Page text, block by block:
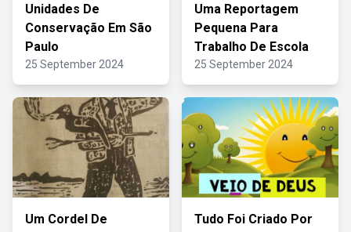
Unidades De
Conservação Em São
Paulo
25 September 2024
Uma Reportagem
Pequena Para
Trabalho De Escola
25 September 2024
Um Cordel De
Tudo Foi Criado Por